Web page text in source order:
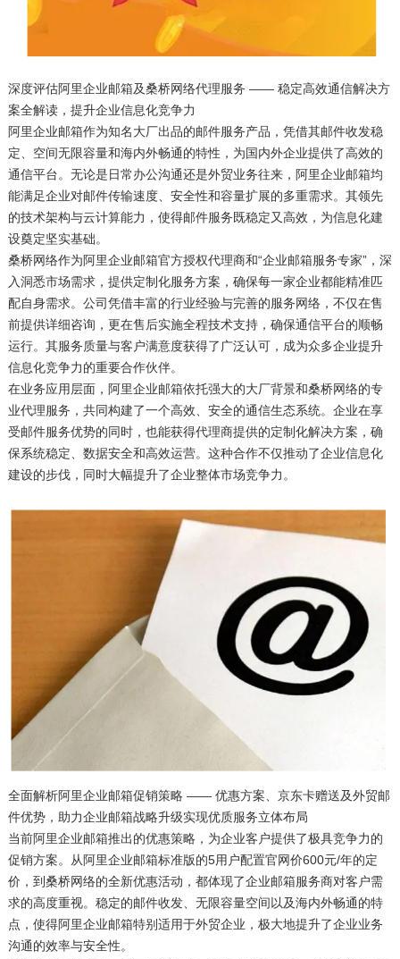
深度评估阿里企业邮箱及桑桥网络代理服务 —— 稳定高效通信解决方
案全解读，提升企业信息化竞争力
阿里企业邮箱作为知名大厂出品的邮件服务产品，凭借其邮件收发稳
定、空间无限容量和海内外畅通的特性，为国内外企业提供了高效的
通信平台。无论是日常办公沟通还是外贸业务往来，阿里企业邮箱均
能满足企业对邮件传输速度、安全性和容量扩展的多重需求。其领先
的技术架构与云计算能力，使得邮件服务既稳定又高效，为信息化建
设奠定坚实基础。
桑桥网络作为阿里企业邮箱官方授权代理商和“企业邮箱服务专家”，深
入洞悉市场需求，提供定制化服务方案，确保每一家企业都能精准匹
配自身需求。公司凭借丰富的行业经验与完善的服务网络，不仅在售
前提供详细咨询，更在售后实施全程技术支持，确保通信平台的顺畅
运行。其服务质量与客户满意度获得了广泛认可，成为众多企业提升
信息化竞争力的重要合作伙伴。
在业务应用层面，阿里企业邮箱依托强大的大厂背景和桑桥网络的专
业代理服务，共同构建了一个高效、安全的通信生态系统。企业在享
受邮件服务优势的同时，也能获得代理商提供的定制化解决方案，确
保系统稳定、数据安全和高效运营。这种合作不仅推动了企业信息化
建设的步伐，同时大幅提升了企业整体市场竞争力。
全面解析阿里企业邮箱促销策略 —— 优惠方案、京东卡赠送及外贸邮
件优势，助力企业邮箱战略升级实现优质服务立体布局
当前阿里企业邮箱推出的优惠策略，为企业客户提供了极具竞争力的
促销方案。从阿里企业邮箱标准版的5用户配置官网价600元/年的定
价，到桑桥网络的全新优惠活动，都体现了企业邮箱服务商对客户需
求的高度重视。稳定的邮件收发、无限容量空间以及海内外畅通的特
点，使得阿里企业邮箱特别适用于外贸企业，极大地提升了企业业务
沟通的效率与安全性。